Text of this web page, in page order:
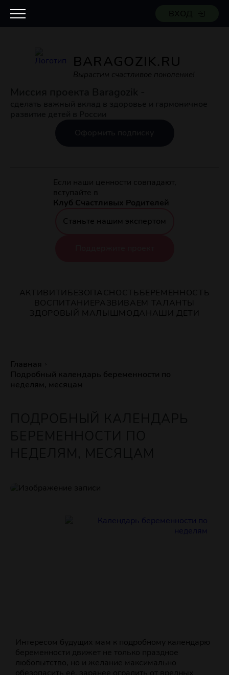
BARAGOZIK.RU
Вырастим счастливое поколение!
Если наши ценности совпадают,
вступайте в
Клуб Счастливых Родителей
Станьте нашим экспертом
АКТИВИТИ БЕЗОПАСНОСТЬ БЕРЕМЕННОСТЬ
ВОСПИТАНИЕРАЗВИВАЕМ ТАЛАНТЫ
ЗДОРОВЫЙ МАЛЫШМОДА НАШИ ДЕТИ
Главная
Подробный календарь беременности по
неделям, месяцам
Интересом будущих мам к подробному календарю
беременности движет не только праздное
любопытство, но и желание максимально